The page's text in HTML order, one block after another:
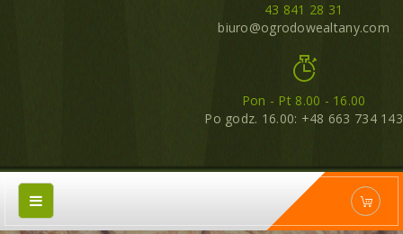
43 841 28 31
biuro@ogrodowealtany.com
Pon - Pt 8.00 - 16.00
Po godz. 16.00: +48 663 734 143